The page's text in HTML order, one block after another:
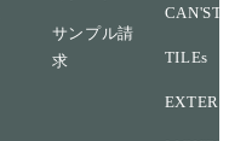
サンプル請
求
TILEs